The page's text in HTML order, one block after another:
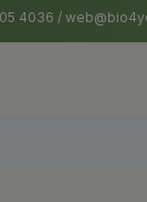
4036 /